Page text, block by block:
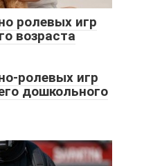
ролевых игр
возраста
ролевых игр
дошкольного